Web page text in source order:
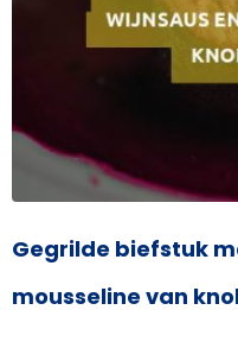
Gegrilde biefstuk
mousseline van